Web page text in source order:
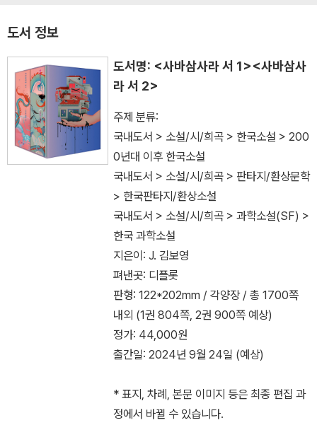
도서 정보
도서명: <사바삼사라 서 1><사바삼사
라 서 2>
주제 분류:
국내도서 > 소설/시/희곡 > 한국소설 > 200
0년대 이후 한국소설
국내도서 > 소설/시/희곡 > 판타지/환상문학
> 한국판타지/환상소설
국내도서 > 소설/시/희곡 > 과학소설(SF) >
한국 과학소설
지은이: J. 김보영
펴낸곳: 디플롯
판형: 122*202mm / 각양장 / 총 1700쪽
내외 (1권 804쪽, 2권 900쪽 예상)
정가: 44,000원
출간일: 2024년 9월 24일 (예상)
* 표지, 차례, 본문 이미지 등은 최종 편집 과
정에서 바뀔 수 있습니다.